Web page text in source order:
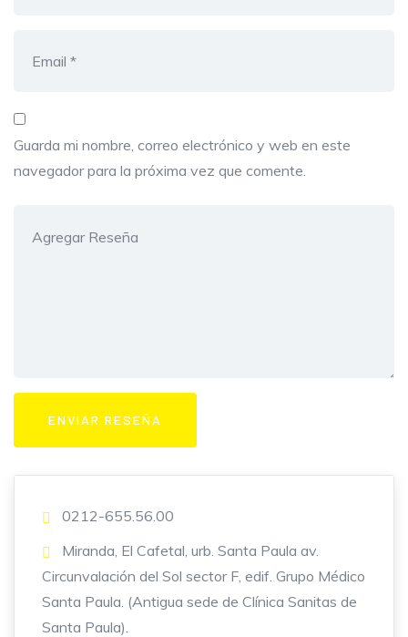
Guarda mi nombre, correo electrónico y web en este
navegador para la próxima vez que comente.
0212-655.56.00
Miranda, El Cafetal, urb. Santa Paula av.
Circunvalación del Sol sector F, edif. Grupo Médico
Santa Paula. (Antigua sede de Clínica Sanitas de
Santa Paula).